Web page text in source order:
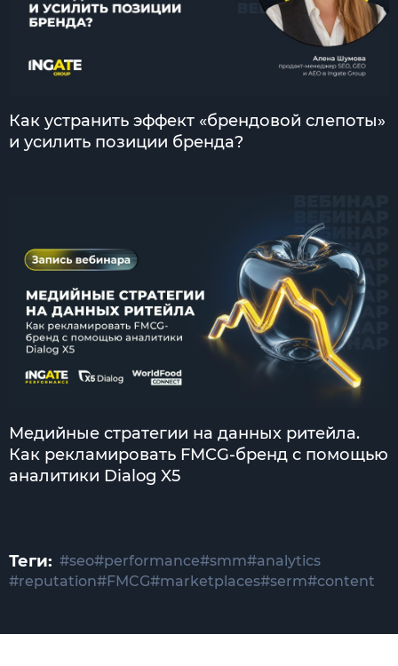
Как устранить эффект «брендовой слепоты»
и усилить позиции бренда?
Медийные стратегии на данных ритейла.
Как рекламировать FMCG-бренд с помощью
аналитики Dialog X5
Теги: #seo#performance#smm#analytics
#reputation#FMCG#marketplaces#serm#content